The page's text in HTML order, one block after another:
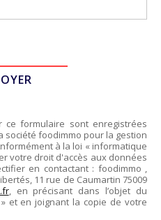
ce formulaire sont enregistrées
société foodimmo pour la gestion
à la loi « informatique
votre droit d'accès aux données
en contactant : foodimmo ,
11 rue de Caumartin 75009
, en précisant dans l’objet du
et en joignant la copie de votre